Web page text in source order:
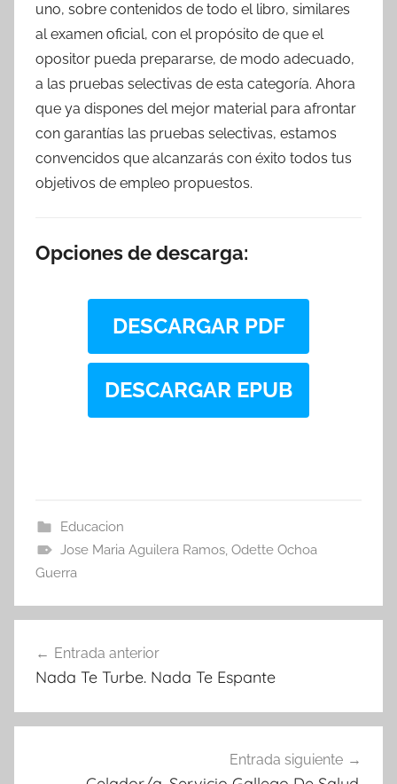
uno, sobre contenidos de todo el libro, similares
al examen oficial, con el propósito de que el
opositor pueda prepararse, de modo adecuado,
a las pruebas selectivas de esta categoría. Ahora
que ya dispones del mejor material para afrontar
con garantías las pruebas selectivas, estamos
convencidos que alcanzarás con éxito todos tus
objetivos de empleo propuestos.
Opciones de descarga:
DESCARGAR PDF
DESCARGAR EPUB
Educacion
Jose Maria Aguilera Ramos, Odette Ochoa
Guerra
de
Entrada anterior
Nada Te Turbe. Nada Te Espante
Entrada siguiente